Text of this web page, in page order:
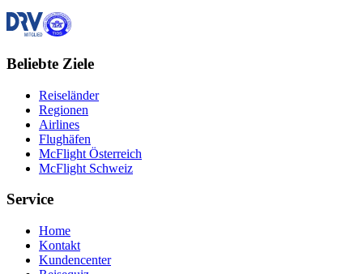
Beliebte Ziele
Reiseländer
Regionen
Airlines
Flughäfen
McFlight Österreich
McFlight Schweiz
Service
Home
Kontakt
Kundencenter